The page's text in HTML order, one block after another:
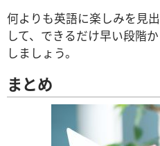
何よりも英語に楽しみを見
して、できるだけ早い段階
しましょう。
まとめ